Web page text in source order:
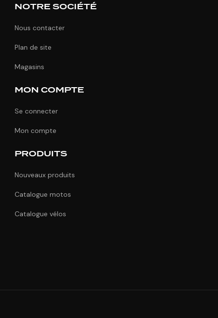
NOTRE SOCIÉTÉ
Nous contacter
Plan de site
Magasins
MON COMPTE
Se connecter
Mon compte
PRODUITS
Nouveaux produits
Catalogue motos
Catalogue vélos